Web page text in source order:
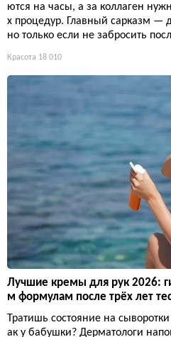
ются на часы, а за коллаген
х процедур. Главный сарказм —
но только если не забросить
Красота 18 010
Лучшие кремы для рук 2026:
м формулам после трёх лет
Тратишь состояние на
ак у бабушки? Дерматологи